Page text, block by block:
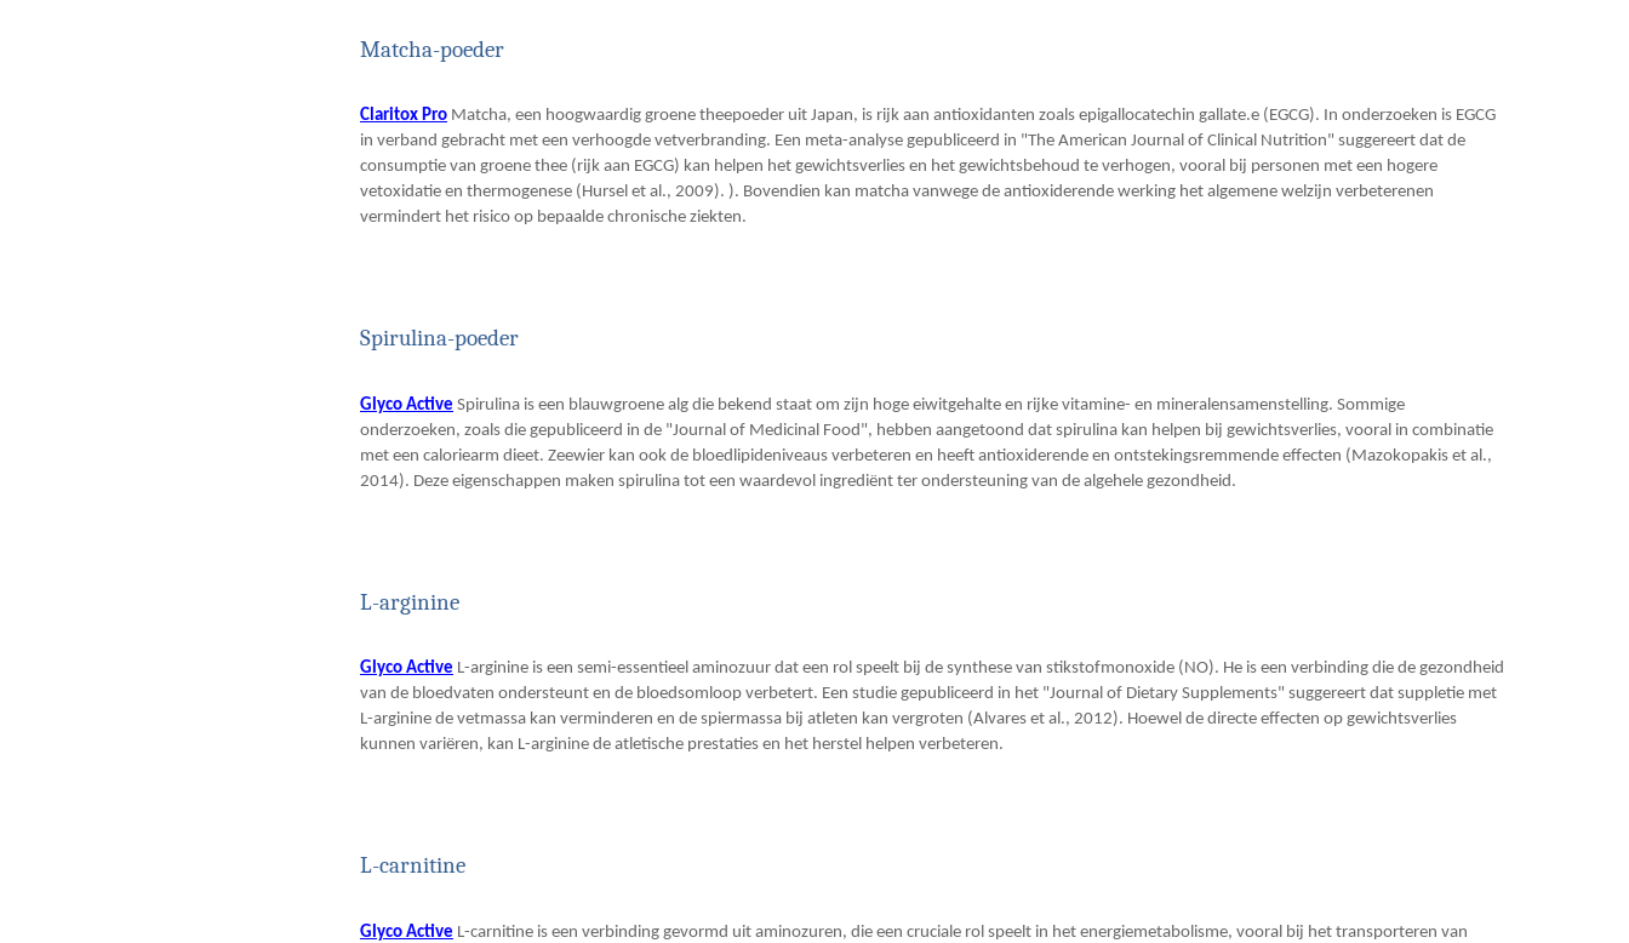
Matcha-poeder
Claritox Pro Matcha, een hoogwaardig groene theepoeder uit Japan, is rijk aan antioxidanten zoals epigallocatechin gallate.e (EGCG). In onderzoeken is EGCG
in verband gebracht met een verhoogde vetverbranding. Een meta-analyse gepubliceerd in "The American Journal of Clinical Nutrition" suggereert dat de
consumptie van groene thee (rijk aan EGCG) kan helpen het gewichtsverlies en het gewichtsbehoud te verhogen, vooral bij personen met een hogere
vetoxidatie en thermogenese (Hursel et al., 2009). ). Bovendien kan matcha vanwege de antioxiderende werking het algemene welzijn verbeterenen
vermindert het risico op bepaalde chronische ziekten.
Spirulina-poeder
Glyco Active Spirulina is een blauwgroene alg die bekend staat om zijn hoge eiwitgehalte en rijke vitamine- en mineralensamenstelling. Sommige
onderzoeken, zoals die gepubliceerd in de "Journal of Medicinal Food", hebben aangetoond dat spirulina kan helpen bij gewichtsverlies, vooral in combinatie
met een caloriearm dieet. Zeewier kan ook de bloedlipideniveaus verbeteren en heeft antioxiderende en ontstekingsremmende effecten (Mazokopakis et al.,
2014). Deze eigenschappen maken spirulina tot een waardevol ingrediënt ter ondersteuning van de algehele gezondheid.
L-arginine
Glyco Active L-arginine is een semi-essentieel aminozuur dat een rol speelt bij de synthese van stikstofmonoxide (NO). He is een verbinding die de gezondheid
van de bloedvaten ondersteunt en de bloedsomloop verbetert. Een studie gepubliceerd in het "Journal of Dietary Supplements" suggereert dat suppletie met
L-arginine de vetmassa kan verminderen en de spiermassa bij atleten kan vergroten (Alvares et al., 2012). Hoewel de directe effecten op gewichtsverlies
kunnen variëren, kan L-arginine de atletische prestaties en het herstel helpen verbeteren.
L-carnitine
Glyco Active L-carnitine is een verbinding gevormd uit aminozuren, die een cruciale rol speelt in het energiemetabolisme, vooral bij het transporteren van